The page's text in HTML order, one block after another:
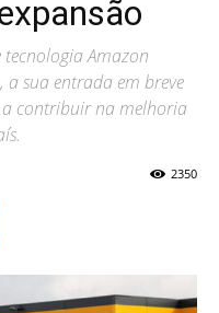
Amazon
sua entrada em breve
contribuir na melhoria
2350